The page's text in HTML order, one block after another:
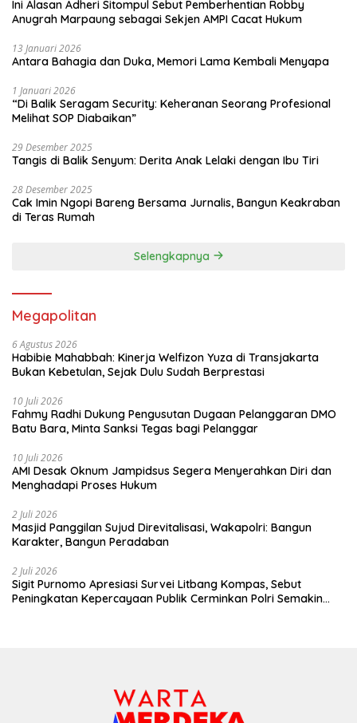
Ini Alasan Adheri Sitompul Sebut Pemberhentian Robby
Anugrah Marpaung sebagai Sekjen AMPI Cacat Hukum
13 Januari 2026
Antara Bahagia dan Duka, Memori Lama Kembali Menyapa
1 Januari 2026
“Di Balik Seragam Security: Keheranan Seorang Profesional
Melihat SOP Diabaikan”
29 Desember 2025
Tangis di Balik Senyum: Derita Anak Lelaki dengan Ibu Tiri
28 Desember 2025
Cak Imin Ngopi Bareng Bersama Jurnalis, Bangun Keakraban
di Teras Rumah
Selengkapnya
Megapolitan
6 Agustus 2026
Habibie Mahabbah: Kinerja Welfizon Yuza di Transjakarta
Bukan Kebetulan, Sejak Dulu Sudah Berprestasi
10 Juli 2026
Fahmy Radhi Dukung Pengusutan Dugaan Pelanggaran DMO
Batu Bara, Minta Sanksi Tegas bagi Pelanggar
10 Juli 2026
AMI Desak Oknum Jampidsus Segera Menyerahkan Diri dan
Menghadapi Proses Hukum
2 Juli 2026
Masjid Panggilan Sujud Direvitalisasi, Wakapolri: Bangun
Karakter, Bangun Peradaban
2 Juli 2026
Sigit Purnomo Apresiasi Survei Litbang Kompas, Sebut
Peningkatan Kepercayaan Publik Cerminkan Polri Semakin